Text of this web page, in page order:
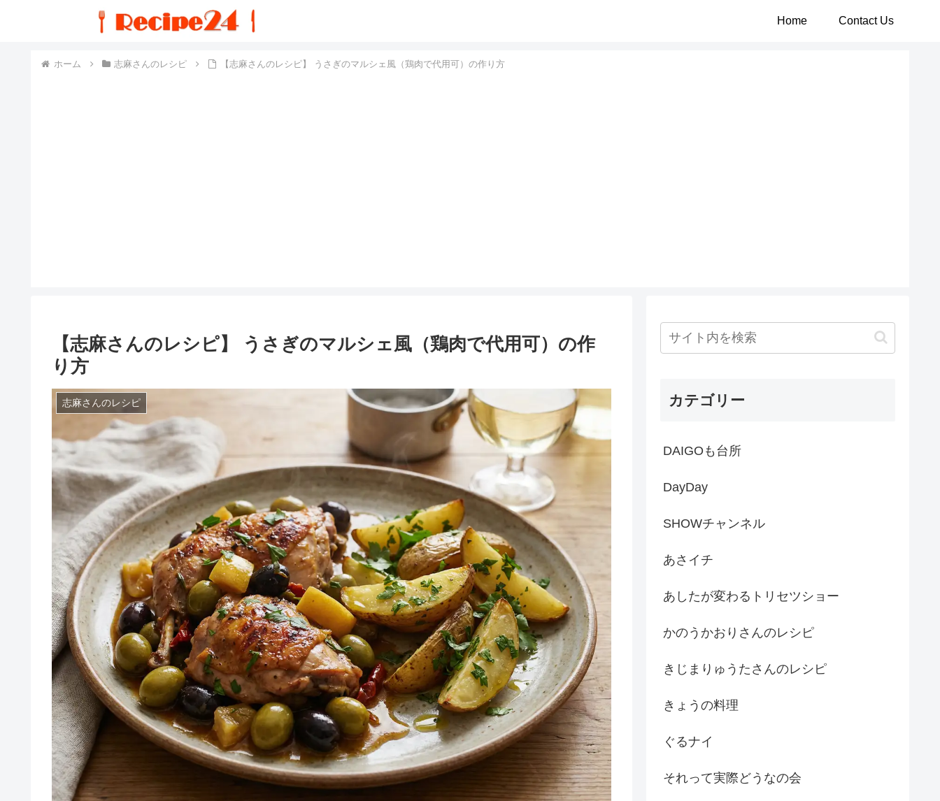
Home Contact Us
ホーム 志麻さんのレシピ 【志麻さんのレシピ】 うさぎのマルシェ風（鶏肉で代用可）の作り方
【志麻さんのレシピ】 うさぎのマルシェ風（鶏肉で代用可）の作
り方
志麻さんのレシピ カテゴリー
DAIGOも台所
DayDay
SHOWチャンネル
あさイチ
あしたが変わるトリセツショー
かのうかおりさんのレシピ
きじまりゅうたさんのレシピ
きょうの料理
ぐるナイ
それって実際どうなの会